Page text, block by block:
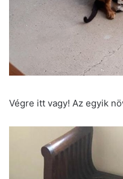
Végre itt vagy! Az egyik